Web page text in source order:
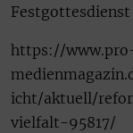
https://
icht/aktuell/
vielfalt-95817/